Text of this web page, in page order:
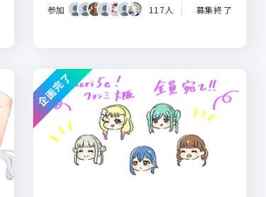
参加 117人 募集終了
企画完了